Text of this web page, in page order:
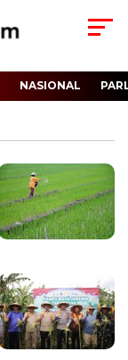
NASIONAL